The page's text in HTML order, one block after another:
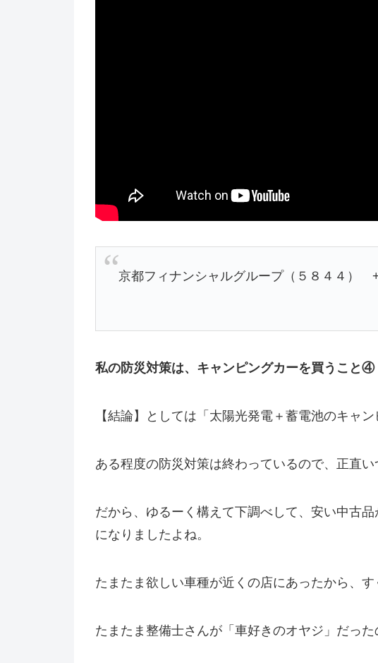
京都フィナンシャルグループ（５８４４）
私の防災対策は、キャンピングカーを買うこと④
【結論】としては「太陽光発電＋蓄電池のキャ
ある程度の防災対策は終わっているので、正直
だから、ゆるーく構えて下調べして、安い中古
になりましたよね。
たまたま欲しい車種が近くの店にあったから、す
たまたま整備士さんが「車好きのオヤジ」だった